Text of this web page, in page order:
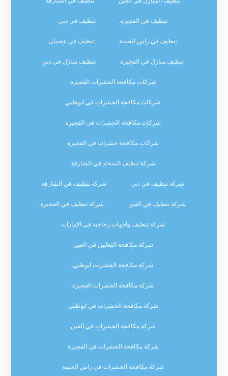
تنظيف في الفجيرة تنظيف في دبي
تنظيف في راس الخيمة تنظيف في عجمان
تنظيف منازل في الفجيرة تنظيف منازل في دبي
شركات مكافحة الحشرات الفجيرة
شركات مكافحة الحشرات في ابوظبي
شركات مكافحة الحشرات في الفجيرة
شركات مكافحة حشرات في الفجيرة
شركة تنظيف السجاد في الشارقة
شركة تنظيف في دبي شركة تنظيف في الشارقة
شركة تنظيف في العين شركة تنظيف في الفجيرة
شركة تنظيف واجهات زجاجية في الإمارات
شركة مكافحة الثعابين في العين
شركة مكافحة الحشرات ابوظبي
شركة مكافحة الحشرات الفجيرة
شركة مكافحة الحشرات في ابوظبي
شركة مكافحة الحشرات في العين
شركة مكافحة الحشرات في الفجيرة
شركة مكافحة الحشرات في راس الخيمة